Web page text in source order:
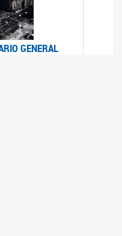
GENERAL